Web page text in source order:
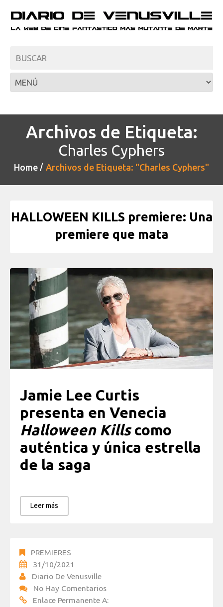
Archivos de Etiqueta:
Charles Cyphers
Home Archivos de Etiqueta: "Charles Cyphers"
HALLOWEEN KILLS premiere: Una
premiere que mata
Jamie Lee Curtis
presenta en Venecia
Halloween Killscomo
auténtica y única estrella
de la saga
Leer más
PREMIERES
31/10/2021
Diario De Venusville
No Hay Comentarios
Enlace Permanente A: